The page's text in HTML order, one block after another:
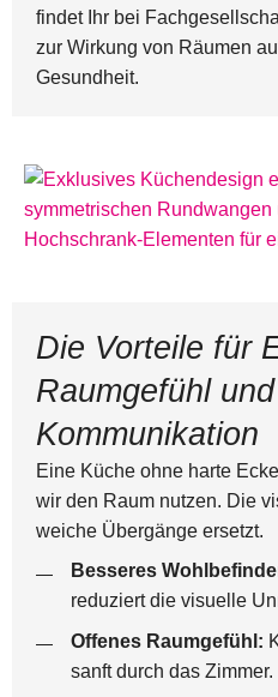
findet Ihr bei
zur Wirkung von Räumen
Gesundheit.
Die Vorteile für
Raumgefühl
Kommunikation
Eine Küche ohne harte
wir den Raum nutzen. Die
weiche Übergänge ersetzt.
Besseres
reduziert die visuelle
Offenes Raumgefühl:
sanft durch das Zimmer.